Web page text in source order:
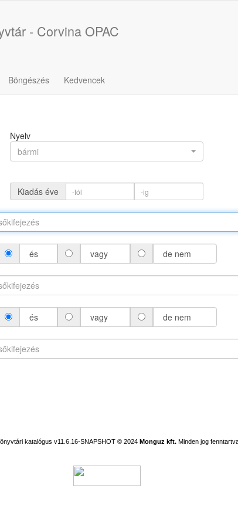
- Corvina OPAC
Böngészés Kedvencek
Nyelv
bármi
Kiadás éve
és vagy de nem
és vagy de nem
katalógus v11.6.16-SNAPSHOT © 2024 Monguz kft. Minden jog